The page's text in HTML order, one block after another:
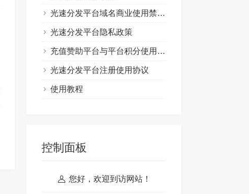
光速分发平台域名商业使用禁止协议
光速分发平台隐私政策
充值赞助平台与平台积分使用协议
光速分发平台注册使用协议
使用教程
控制面板
您好，欢迎到访网站！